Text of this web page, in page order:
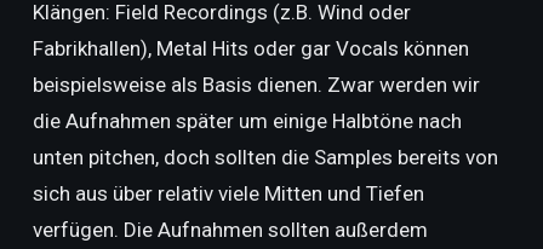
Klängen: Field Recordings (z.B. Wind oder
Fabrikhallen), Metal Hits oder gar Vocals können
beispielsweise als Basis dienen. Zwar werden wir
die Aufnahmen später um einige Halbtöne nach
unten pitchen, doch sollten die Samples bereits von
sich aus über relativ viele Mitten und Tiefen
verfügen. Die Aufnahmen sollten außerdem